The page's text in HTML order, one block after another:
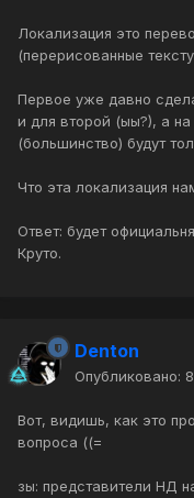
Локализация это
(перерисованные
Первое уже давно
и для второй (ыы?), а
(большинство) будут
Что эта локализация
Ответ: будет
Круто.
Denton
Опубликовано:
Вот, видишь, как это
вопроса ((=
зы: представители НД